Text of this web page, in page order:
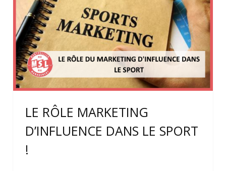
LE RÔLE MARKETING
D’INFLUENCE DANS LE SPORT
!